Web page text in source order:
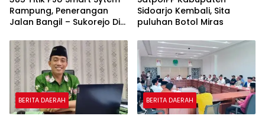
Rampung, Penerangan
Jalan Bangil – Sukorejo Di
Sidoarjo Kembali, Sita
puluhan Botol Miras
BERITA DAERAH BERITA DAERAH